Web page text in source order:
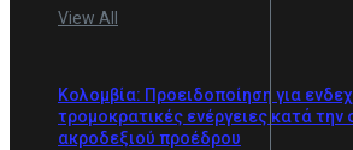
View All
Κολομβία: Προειδοποίηση για
τρομοκρατικές ενέργειες κατά
ακροδεξιού προέδρου